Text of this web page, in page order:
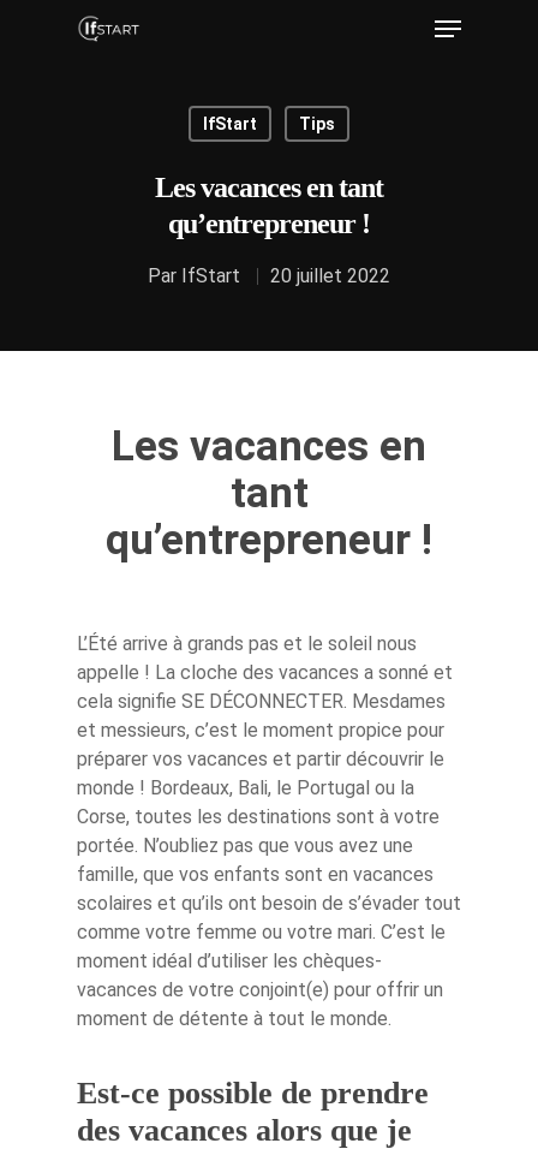
Hit enter to search or ESC to close
IfStart Tips
Les vacances en tant
qu’entrepreneur !
Par IfStart 20 juillet 2022
Les vacances en
tant
qu’entrepreneur !
L’Été arrive à grands pas et le soleil nous
appelle ! La cloche des vacances a sonné et
cela signifie SE DÉCONNECTER. Mesdames
et messieurs, c’est le moment propice pour
préparer vos vacances et partir découvrir le
monde ! Bordeaux, Bali, le Portugal ou la
Corse, toutes les destinations sont à votre
portée. N’oubliez pas que vous avez une
famille, que vos enfants sont en vacances
scolaires et qu’ils ont besoin de s’évader tout
comme votre femme ou votre mari. C’est le
moment idéal d’utiliser les chèques-
vacances de votre conjoint(e) pour offrir un
moment de détente à tout le monde.
Est-ce possible de prendre
des vacances alors que je